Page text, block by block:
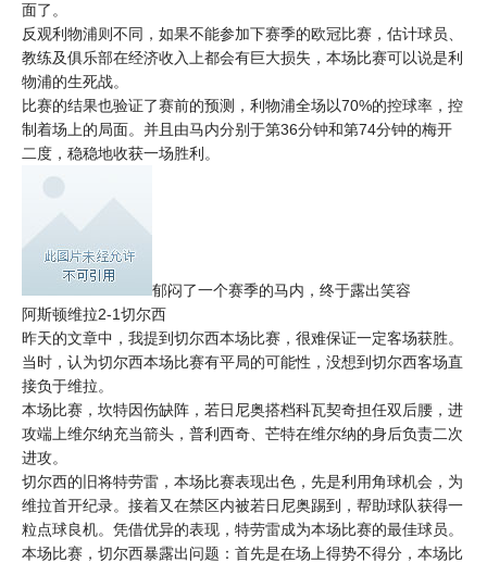
面了。
反观利物浦则不同，如果不能参加下赛季的欧冠比赛，估计球员、
教练及俱乐部在经济收入上都会有巨大损失，本场比赛可以说是利
物浦的生死战。
比赛的结果也验证了赛前的预测，利物浦全场以70%的控球率，控
制着场上的局面。并且由马内分别于第36分钟和第74分钟的梅开
二度，稳稳地收获一场胜利。
郁闷了一个赛季的马内，终于露出笑容
阿斯顿维拉2-1切尔西
昨天的文章中，我提到切尔西本场比赛，很难保证一定客场获胜。
当时，认为切尔西本场比赛有平局的可能性，没想到切尔西客场直
接负于维拉。
本场比赛，坎特因伤缺阵，若日尼奥搭档科瓦契奇担任双后腰，进
攻端上维尔纳充当箭头，普利西奇、芒特在维尔纳的身后负责二次
进攻。
切尔西的旧将特劳雷，本场比赛表现出色，先是利用角球机会，为
维拉首开纪录。接着又在禁区内被若日尼奥踢到，帮助球队获得一
粒点球良机。凭借优异的表现，特劳雷成为本场比赛的最佳球员。
本场比赛，切尔西暴露出问题：首先是在场上得势不得分，本场比